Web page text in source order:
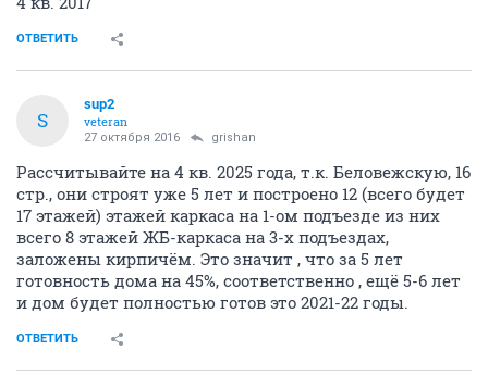
ОТВЕТИТЬ
S
sup2
veteran
27 октября 2016 grishan
Рассчитывайте на 4 кв. 2025 года, т.к. Беловежскую, 16
стр., они строят уже 5 лет и построено 12 (всего будет
17 этажей) этажей каркаса на 1-ом подъезде из них
всего 8 этажей ЖБ-каркаса на 3-х подъездах,
заложены кирпичём. Это значит , что за 5 лет
готовность дома на 45%, соответственно , ещё 5-6 лет
и дом будет полностью готов это 2021-22 годы.
ОТВЕТИТЬ